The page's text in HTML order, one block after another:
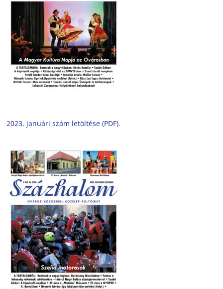
2023. januári szám letöltése (PDF).